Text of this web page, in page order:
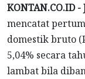
KONTAN.CO.ID -
mencatat
domestik bruto
5,04% secara
lambat bila